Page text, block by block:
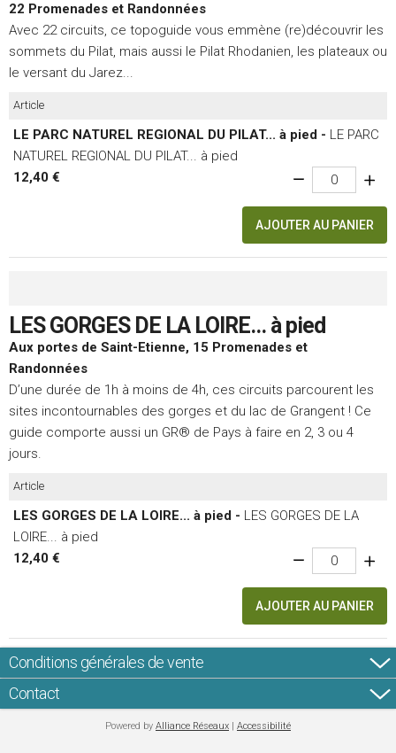
22 Promenades et Randonnées
Avec 22 circuits, ce topoguide vous emmène (re)découvrir les
sommets du Pilat, mais aussi le Pilat Rhodanien, les plateaux ou
le versant du Jarez...
Article
LE PARC NATUREL REGIONAL DU PILAT... à pied - LE PARC
NATUREL REGIONAL DU PILAT... à pied
12,40 €
AJOUTER AU PANIER
LES GORGES DE LA LOIRE... à pied
Aux portes de Saint-Etienne, 15 Promenades et
Randonnées
D’une durée de 1h à moins de 4h, ces circuits parcourent les
sites incontournables des gorges et du lac de Grangent ! Ce
guide comporte aussi un GR® de Pays à faire en 2, 3 ou 4
jours.
Article
LES GORGES DE LA LOIRE... à pied - LES GORGES DE LA
LOIRE... à pied
12,40 €
AJOUTER AU PANIER
Conditions générales de vente
Contact
Powered by Alliance Réseaux Accessibilité